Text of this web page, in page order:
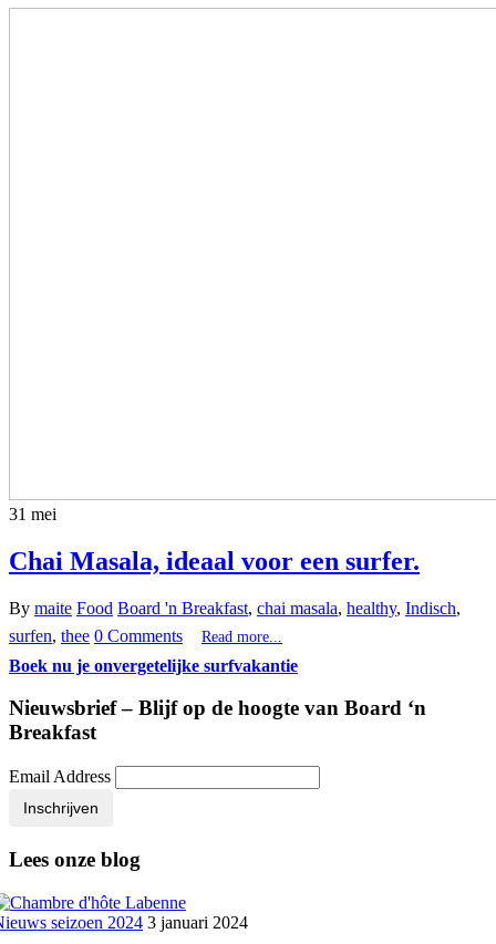
31 mei
Chai Masala, ideaal voor een surfer.
By maite Food Board 'n Breakfast, chai masala, healthy, Indisch,
surfen, thee 0 Comments Read more...
Boek nu je onvergetelijke surfvakantie
Nieuwsbrief – Blijf op de hoogte van Board ‘n
Breakfast
Email Address
Inschrijven
Lees onze blog
seizoen 2024 3 januari 2024